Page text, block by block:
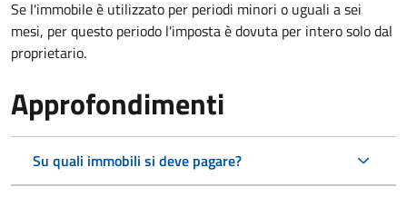
Se l'immobile è utilizzato per periodi minori o uguali a sei
mesi, per questo periodo l'imposta è dovuta per intero solo dal
proprietario.
Approfondimenti
Su quali immobili si deve pagare?